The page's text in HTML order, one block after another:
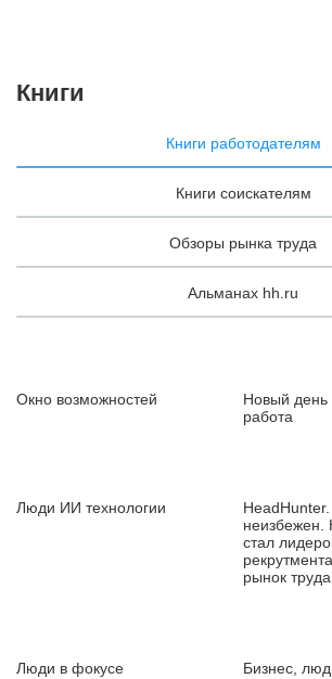
Книги
Книги работодателям
Книги соискателям
Обзоры рынка труда
Альманах hh.ru
Окно возможностей
Новый
работа
Люди ИИ технологии
неизбежен.
стал
рынок труда
Люди в фокусе
Бизнес,